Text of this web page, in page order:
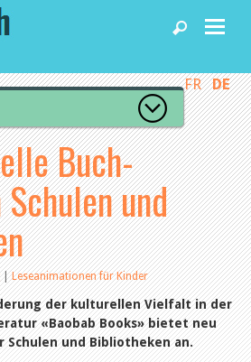
FR DE
Buch-
und
|Leseanimationen für Kinder
der kulturellen Vielfalt in der
«Baobab Books» bietet neu
Schulen und Bibliotheken an.